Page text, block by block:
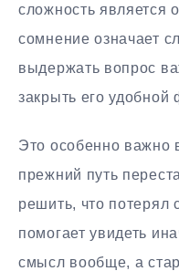
сложность является
сомнение означает
выдержать вопрос
закрыть его удобной
Это особенно важно
прежний путь
решить, что потерял
помогает увидеть
смысл вообще, а